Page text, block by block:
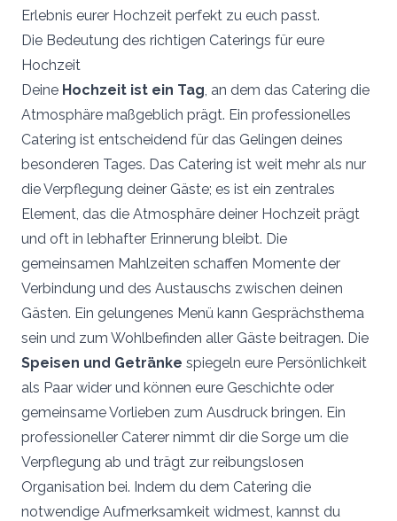
Erlebnis eurer Hochzeit perfekt zu euch passt.
Die Bedeutung des richtigen Caterings für eure
Hochzeit
Deine Hochzeit ist ein Tag, an dem das Catering die
Atmosphäre maßgeblich prägt. Ein professionelles
Catering ist entscheidend für das Gelingen deines
besonderen Tages. Das Catering ist weit mehr als nur
die Verpflegung deiner Gäste; es ist ein zentrales
Element, das die Atmosphäre deiner Hochzeit prägt
und oft in lebhafter Erinnerung bleibt. Die
gemeinsamen Mahlzeiten schaffen Momente der
Verbindung und des Austauschs zwischen deinen
Gästen. Ein gelungenes Menü kann Gesprächsthema
sein und zum Wohlbefinden aller Gäste beitragen. Die
Speisen und Getränke spiegeln eure Persönlichkeit
als Paar wider und können eure Geschichte oder
gemeinsame Vorlieben zum Ausdruck bringen. Ein
professioneller Caterer nimmt dir die Sorge um die
Verpflegung ab und trägt zur reibungslosen
Organisation bei. Indem du dem Catering die
notwendige Aufmerksamkeit widmest, kannst du